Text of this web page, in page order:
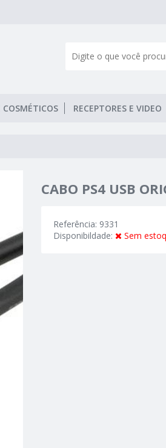
COSMÉTICOS RECEPTORES E VIDEO
CABO PS4 USB
Referência: 9331
Disponibildade:
Sem